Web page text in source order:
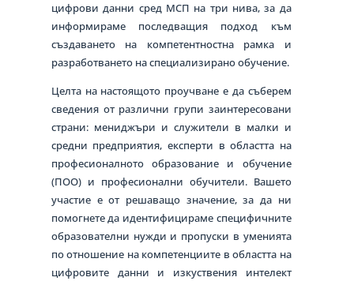
цифрови данни сред МСП на три нива, за да
информираме последващия подход към
създаването на компетентностна рамка и
разработването на специализирано обучение.
Целта на настоящото проучване е да съберем
сведения от различни групи заинтересовани
страни: мениджъри и служители в малки и
средни предприятия, експерти в областта на
професионалното образование и обучение
(ПОО) и професионални обучители. Вашето
участие е от решаващо значение, за да ни
помогнете да идентифицираме специфичните
образователни нужди и пропуски в уменията
по отношение на компетенциите в областта на
цифровите данни и изкуствения интелект